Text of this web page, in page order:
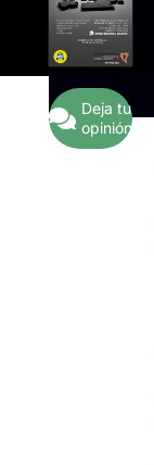
Deja tu
opinión